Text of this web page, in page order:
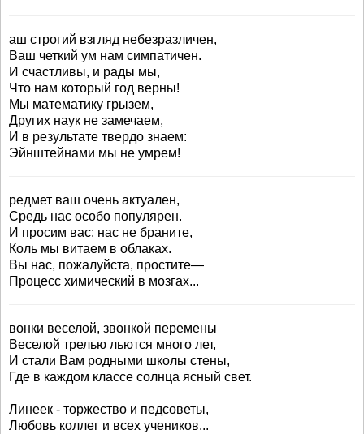
аш строгий взгляд небезразличен,
Ваш четкий ум нам симпатичен.
И счастливы, и рады мы,
Что нам который год верны!
Мы математику грызем,
Других наук не замечаем,
И в результате твердо знаем:
Эйнштейнами мы не умрем!
редмет ваш очень актуален,
Средь нас особо популярен.
И просим вас: нас не браните,
Коль мы витаем в облаках.
Вы нас, пожалуйста, простите—
Процесс химический в мозгах...
вонки веселой, звонкой перемены
Веселой трелью льются много лет,
И стали Вам родными школы стены,
Где в каждом классе солнца ясный свет.
Линеек - торжество и педсоветы,
Любовь коллег и всех учеников...